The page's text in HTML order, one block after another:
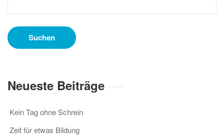
Neueste Beiträge
Kein Tag ohne Schrein
Zeit für etwas Bildung